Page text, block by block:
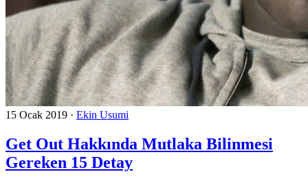
15 Ocak 2019 · Ekin Usumi
Get Out Hakkında Mutlaka Bilinmesi
Gereken 15 Detay